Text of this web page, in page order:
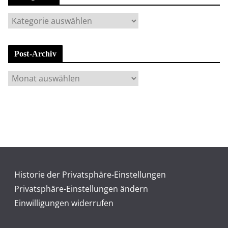
a
t
g
Post-Archiv
o
Historie der Privatsphäre-Einstellungen
Privatsphäre-Einstellungen ändern
Einwilligungen widerrufen